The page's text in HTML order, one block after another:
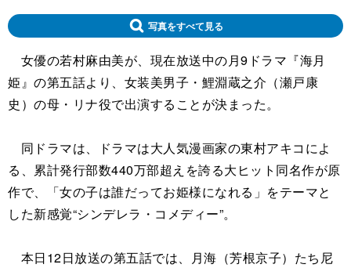
写真をすべて見る
女優の若村麻由美が、現在放送中の月9ドラマ『海月
姫』の第五話より、女装美男子・鯉淵蔵之介（瀬戸康
史）の母・リナ役で出演することが決まった。
同ドラマは、ドラマは大人気漫画家の東村アキコによ
る、累計発行部数440万部超えを誇る大ヒット同名作が原
作で、「女の子は誰だってお姫様になれる」をテーマと
した新感覚“シンデレラ・コメディー”。
本日12日放送の第五話では、月海（芳根京子）たち尼